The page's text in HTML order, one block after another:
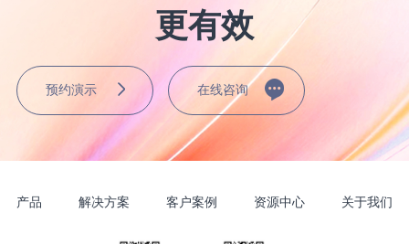
更有效
预约演示 在线咨询
产品 解决方案 客户案例 资源中心 关于我们